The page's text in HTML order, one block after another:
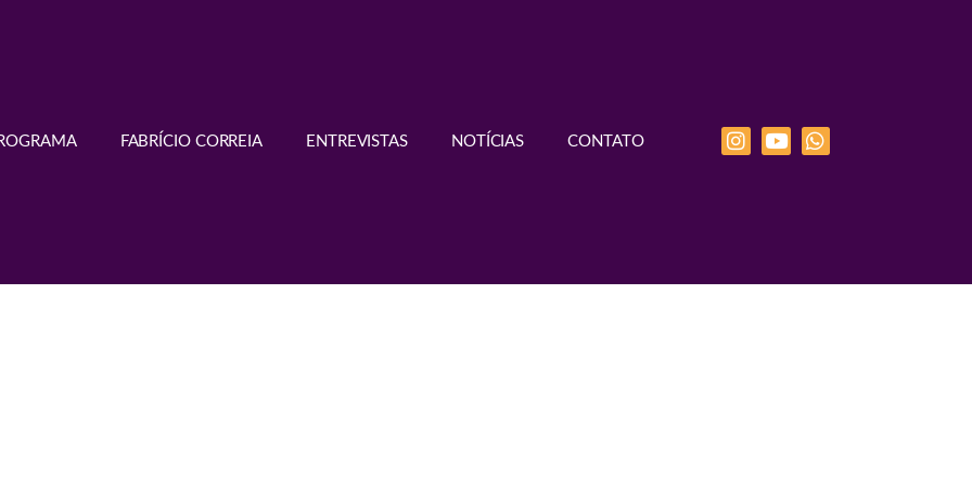
FABRÍCIO CORREIA ENTREVISTAS NOTÍCIAS CONTATO